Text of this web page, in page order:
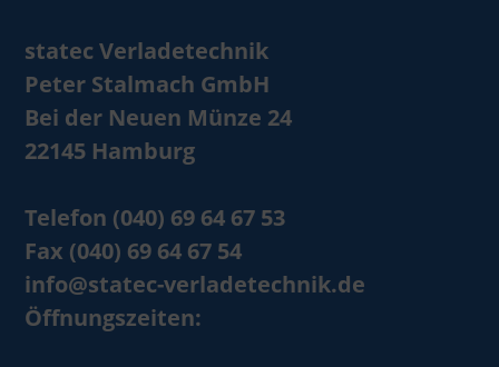
statec Verladetechnik
Peter Stalmach GmbH
Bei der Neuen Münze 24
22145 Hamburg
Telefon (040) 69 64 67 53
Fax (040) 69 64 67 54
info@statec-verladetechnik.de
Öffnungszeiten: